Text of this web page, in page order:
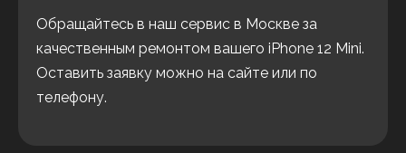
Обращайтесь в наш сервис в Москве за
качественным ремонтом вашего iPhone 12 Mini.
Оставить заявку можно на сайте или по
телефону.